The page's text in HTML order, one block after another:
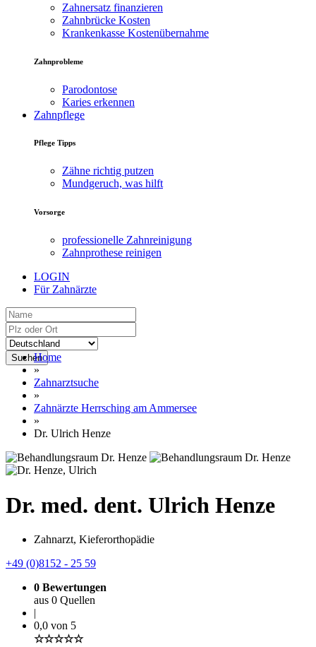
Zahnersatz finanzieren
Zahnbrücke Kosten
Krankenkasse Kostenübernahme
Zahnprobleme
Parodontose
Karies erkennen
Zahnpflege
Pflege Tipps
Zähne richtig putzen
Mundgeruch, was hilft
Vorsorge
professionelle Zahnreinigung
Zahnprothese reinigen
LOGIN
Für Zahnärzte
SuchenHome
»
Zahnarztsuche
»
Zahnärzte Herrsching am Ammersee
»
Dr. Ulrich Henze
Dr. med. dent. Ulrich Henze
Zahnarzt, Kieferorthopädie
+49 (0)8152 - 25 59
0 Bewertungen
aus 0 Quellen
|
0,0 von 5
☆☆☆☆☆